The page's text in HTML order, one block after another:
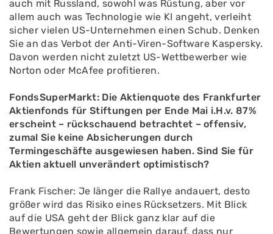
auch mit Russland, sowohl was Rüstung, aber vor
allem auch was Technologie wie KI angeht, verleiht
sicher vielen US-Unternehmen einen Schub. Denken
Sie an das Verbot der Anti-Viren-Software Kaspersky.
Davon werden nicht zuletzt US-Wettbewerber wie
Norton oder McAfee profitieren.
FondsSuperMarkt: Die Aktienquote des Frankfurter
Aktienfonds für Stiftungen per Ende Mai i.H.v. 87%
erscheint – rückschauend betrachtet – offensiv,
zumal Sie keine Absicherungen durch
Termingeschäfte ausgewiesen haben. Sind Sie für
Aktien aktuell unverändert optimistisch?
Frank Fischer: Je länger die Rallye andauert, desto
größer wird das Risiko eines Rücksetzers. Mit Blick
auf die USA geht der Blick ganz klar auf die
Bewertungen sowie allgemein darauf, dass nur